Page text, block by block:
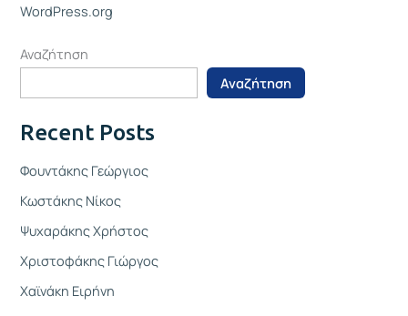
WordPress.org
Αναζήτηση
Αναζήτηση
Recent Posts
Φουντάκης Γεώργιος
Κωστάκης Νίκος
Ψυχαράκης Χρήστος
Χριστοφάκης Γιώργος
Χαϊνάκη Ειρήνη